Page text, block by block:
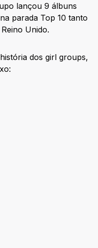
lançou 9 álbuns
parada Top 10 tanto
Unido.
dos girl groups,